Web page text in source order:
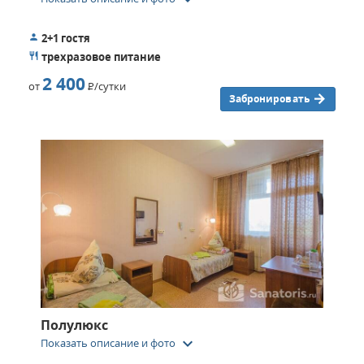
2+1 гостя
трехразовое питание
от2 400Р/сутки
Забронировать
Полулюкс
Показать описание и фото keyboard_arrow_down